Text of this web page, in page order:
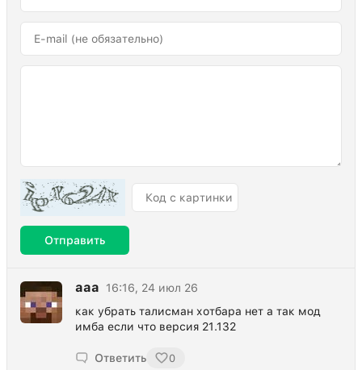
Отправить
ааа
16:16, 24 июл 26
как убрать талисман хотбара нет а так мод
имба если что версия 21.132
Ответить 0